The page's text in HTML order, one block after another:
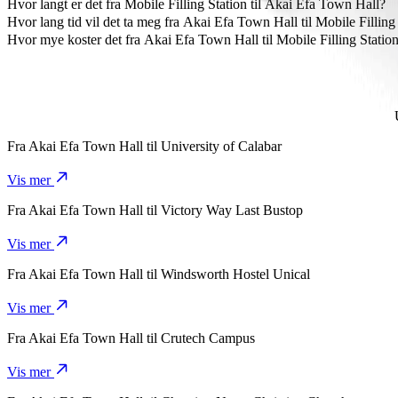
Den rimeligste måten å reise fra Akai Efa Town Hall til Mobile
Hvor langt er det fra Mobile Filling Station til Akai Efa Town Hall?
Mobile Filling Station er omtrent 5,7 km fra Akai Efa Town Hall.
Hvor lang tid vil det ta meg fra Akai Efa Town Hall til Mobile Filling
Det tar omtrent 12 min fra Akai Efa Town Hall til Mobile Filling
Hvor mye koster det fra Akai Efa Town Hall til Mobile Filling
Fra Akai Efa Town Hall til University of Calabar
Vis mer
Fra Akai Efa Town Hall til Victory Way Last Bustop
Vis mer
Fra Akai Efa Town Hall til Windsworth Hostel Unical
Vis mer
Fra Akai Efa Town Hall til Crutech Campus
Vis mer